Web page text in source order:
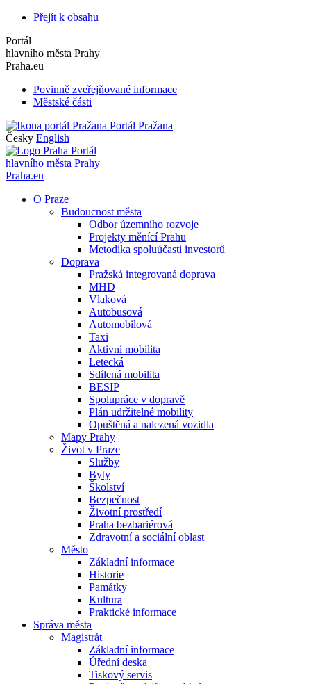
Přejít k obsahu
Portál
hlavního města Prahy
Praha.eu
Povinně zveřejňované informace
Městské části
Portál Pražana
Česky English
Portál
hlavního města Prahy
Praha.eu
O Praze
Budoucnost města
Odbor územního rozvoje
Projekty měnící Prahu
Metodika spoluúčasti investorů
Doprava
Pražská integrovaná doprava
MHD
Vlaková
Autobusová
Automobilová
Taxi
Aktivní mobilita
Letecká
Sdílená mobilita
BESIP
Spolupráce v dopravě
Plán udržitelné mobility
Opuštěná a nalezená vozidla
Mapy Prahy
Život v Praze
Služby
Byty
Školství
Bezpečnost
Životní prostředí
Praha bezbariérová
Zdravotní a sociální oblast
Město
Základní informace
Historie
Památky
Kultura
Praktické informace
Správa města
Magistrát
Základní informace
Úřední deska
Tiskový servis